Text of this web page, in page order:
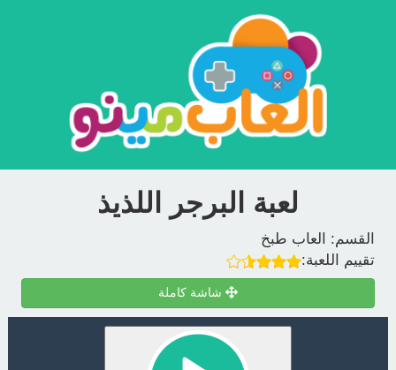
لعبة البرجر اللذيذ
القسم:
العاب طبخ
تقييم اللعبة:
شاشة كاملة